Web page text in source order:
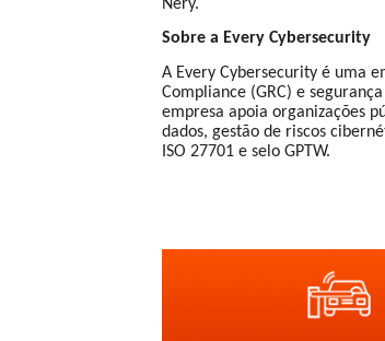
Nery.
Sobre a Every Cybersecurity
A Every Cybersecurity é uma
Compliance (GRC) e
empresa apoia organizações
dados, gestão de riscos
ISO 27701 e selo GPTW.